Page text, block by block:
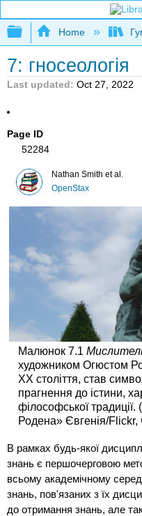
Expand/
Home
7: гносеологія
Last updated Oct 27, 2022
Page ID
52284
Nathan Smith et al.
OpenStax
Малюнок 7.1
художником Огюстом
XX століття, став
прагнення до істини,
філософської
Родена» Євгенія/
В рамках будь-якої
знань є першочерговою
всьому академічному
знань, пов'язаних з їх
до отримання знань, але